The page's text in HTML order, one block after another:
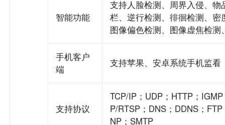
智能功能
支持人脸检测、周界入侵、物
栏、逆行检测、徘徊检测、密
图像偏色检测、图像虚焦检测
手机客户
端
支持苹果、安卓系统手机监看
支持协议
TCP/IP；UDP；HTTP；
P/RTSP；DNS；DDNS；
NP；SMTP